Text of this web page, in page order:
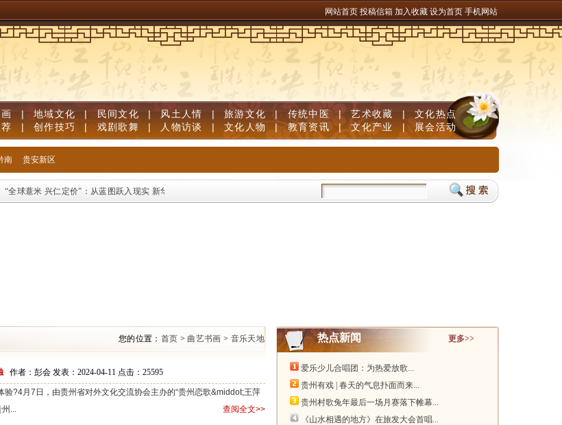
网站首页 投稿信箱 加入收藏 设为首页 手机网站
| 地域文化 | 民间文化 | 风土人情 | 旅游文化 | 传统中医 | 艺术收藏 | 文化热点
| 创作技巧 | 戏剧歌舞 | 人物访谈 | 文化人物 | 教育资讯 | 文化产业 | 展会活动
南 贵安新区
“全球薏米 兴仁定价”：从蓝图跃入现实 新华语典·“典”评遵义 | 遵义：赤水长流 红城蝶变 贵州兴仁薏仁米国际交易中心开市 推动薏仁米产业提质升级
您的位置： 首页 >曲艺书画 > 音乐天地
作者：彭会 发表：2024-04-11 点击： 25595
?4月7日，由贵州省对外文化交流协会主办的“贵州恋歌&middot;王萍
...
查阅全文>>
热点新闻 更多>>
爱乐少儿合唱团：为热爱放歌...
贵州有戏 | 春天的气息扑面而来...
贵州村歌兔年最后一场月赛落下帷幕...
《山水相遇的地方》在旅发大会首唱...